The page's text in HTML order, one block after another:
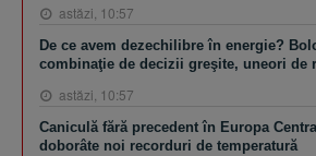
astăzi, 10:57
De ce avem dezechilibre în energie?
combinaţie de decizii greşite, uneori de
astăzi, 10:57
Caniculă fără precedent în Europa
doborâte noi recorduri de temperatură